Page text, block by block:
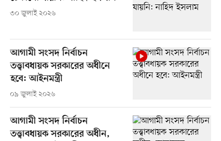
৩০ জুলাই ২০২৬
আগামী সংসদ নির্বাচন
তত্ত্বাবধায়ক সরকারের অধীনে
হবে: আইনমন্ত্রী
০৯ জুলাই ২০২৬
আগামী সংসদ নির্বাচন
তত্ত্বাবধায়ক সরকারের অধীন,